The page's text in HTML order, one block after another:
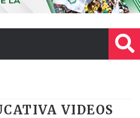
VIDEOS